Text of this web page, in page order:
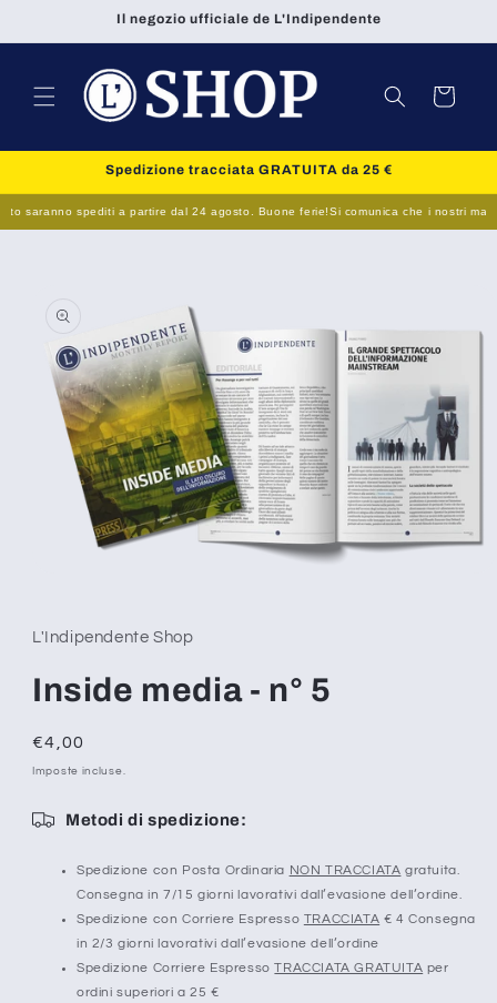
direttamente
ai contenuti
Il negozio ufficiale de L'Indipendente
Carrello
Spedizione tracciata GRATUITA da 25 €
saranno spediti a partire dal 24 agosto. Buone ferie!Si comunica che i nostri
sul prodotto
1
in
modale
L'Indipendente Shop
Inside media - n° 5
Prezzo
di
€4,00
Imposte incluse.
Metodi di spedizione:
Spedizione con Posta Ordinaria NON TRACCIATA gratuita.
Consegna in 7/15 giorni lavorativi dall’evasione dell’ordine.
Spedizione con Corriere Espresso TRACCIATA € 4 Consegna
in 2/3 giorni lavorativi dall’evasione dell’ordine
Spedizione Corriere EspressoTRACCIATA GRATUITA per
ordini superiori a 25 €